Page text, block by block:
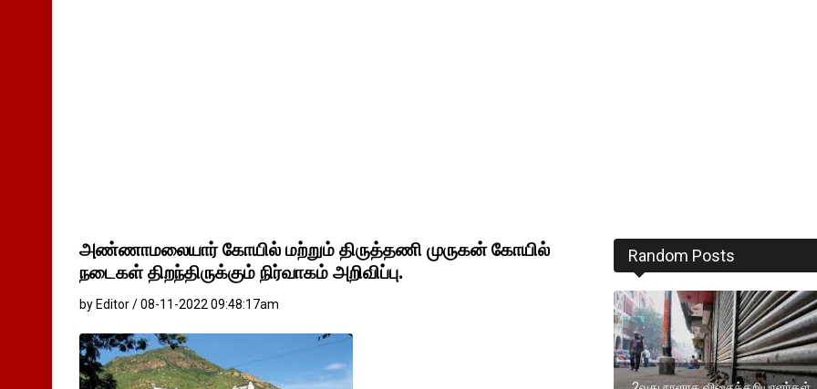
அண்ணாமலையார் கோயில் மற்றும் திருத்தணி முருகன் கோயில்
நடைகள் திறந்திருக்கும் நிர்வாகம் அறிவிப்பு.
by Editor / 08-11-2022 09:48:17am
Random Posts